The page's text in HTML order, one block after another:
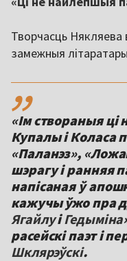
Творчасць Някляева
замежныя
,,
«Ім створаныя
Купалы і Коласа
«Паланэз»,
шэрагу і ранняя
напісаная ў
кажучы ўжо пра
ЯгайлуіГедыміна
расейскі паэт і
Шклярэўскі.